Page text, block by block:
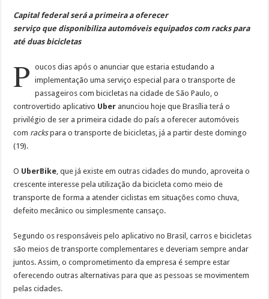
Capital federal será a primeira a oferecer
serviço que disponibiliza automóveis equipados com racks para
até duas bicicletas
P
oucos dias após o anunciar que estaria estudando a
implementação uma serviço especial para o transporte de
passageiros com bicicletas na cidade de São Paulo, o
controvertido aplicativo Uber anunciou hoje que Brasília terá o
privilégio de ser a primeira cidade do país a oferecer automóveis
com rackspara o transporte de bicicletas, já a partir deste domingo
(19).
O UberBike, que já existe em outras cidades do mundo, aproveita o
crescente interesse pela utilização da bicicleta como meio de
transporte de forma a atender ciclistas em situações como chuva,
defeito mecânico ou simplesmente cansaço.
Segundo os responsáveis pelo aplicativo no Brasil, carros e bicicletas
são meios de transporte complementares e deveriam sempre andar
juntos. Assim, o comprometimento da empresa é sempre estar
oferecendo outras alternativas para que as pessoas se movimentem
pelas cidades.